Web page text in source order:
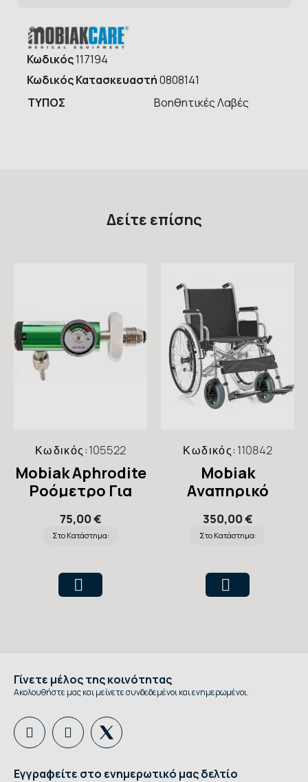
Κωδικός117194
Κωδικός Κατασκευαστή0808141
ΤΥΠOΣ
Βοηθητικές Λαβές
Δείτε επίσης
Κωδικός:105522
Mobiak Aphrodite
Ροόμετρο Για
75,00 €
Στο Κατάστημα:
Κωδικός: 110842
Mobiak
Aναπηρικό
43cm 24''
350,00 €
Στο Κατάστημα:
Γίνετε μέλος της κοινότητας
Ακολουθήστε μας και μείνετε συνδεδεμένοι και ενημερωμένοι.
Εγγραφείτε στο ενημερωτικό μας δελτίο